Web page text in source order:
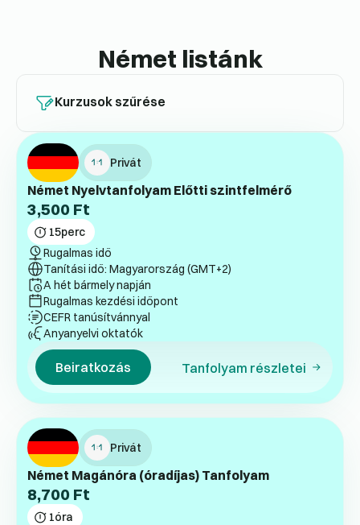
Német listánk
Kurzusok szűrése
Privát
Német Nyelvtanfolyam Előtti szintfelmérő
3,500 Ft
15perc
Rugalmas idő
Tanítási idő: Magyarország (GMT+2)
A hét bármely napján
Rugalmas kezdési időpont
CEFR tanúsítvánnyal
Anyanyelvi oktatók
Beiratkozás Tanfolyam részletei
Privát
Német Magánóra (óradíjas) Tanfolyam
8,700 Ft
1óra